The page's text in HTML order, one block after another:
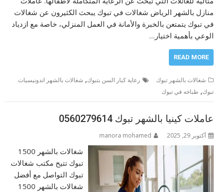
منازل بالشهر الرياض شغالات في تبوك يبحث الكثيرون عن شغالات
في تبوك يتمتعن بالخبرة والأمانة في العمل المنزلي، خاصة مع ازدياد
الوعي بأهمية اختيار…
READ MORE
شغالات بالشهر تبوك رعاية كبار السن بتبوك, شغالات بالشهر اندونيسيات
تبوك, طباخه في تبوك
عاملات كينيا بالشهر تبوك 0560279614
أكتوبر 29, 2025 manora mohamed
شغالات بالشهر 1500
تبوك تتيح مكتب شغالات
تبوك التواصل مع أفضل
شغالات بالشهر 1500